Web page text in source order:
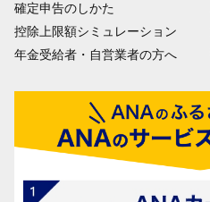
確定申告のしかた
控除上限額シミュレーション
年金受給者・自営業者の方へ